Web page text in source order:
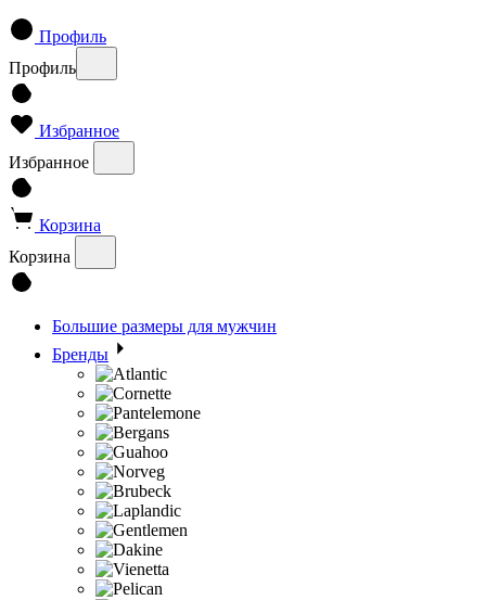
Профиль
Профиль
Избранное
Избранное
Корзина
Корзина
Большие размеры для мужчин
Бренды